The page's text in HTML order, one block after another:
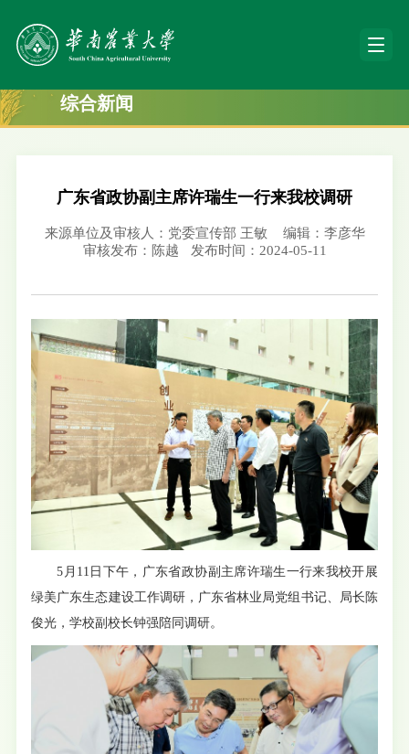
综合新闻
广东省政协副主席许瑞生一行来我校调研
来源单位及审核人：党委宣传部 王敏
编辑：李彦华
审核发布：陈越
发布时间：2024-05-11
5月11日下午，广东省政协副主席许瑞生一行来我校开展
绿美广东生态建设工作调研，广东省林业局党组书记、局长陈
俊光，学校副校长钟强陪同调研。